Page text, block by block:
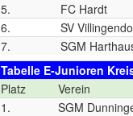
5.
FC Hardt
6.
SV
7.
SGM
Tabelle E-Junioren
Platz
Verein
1.
SGM